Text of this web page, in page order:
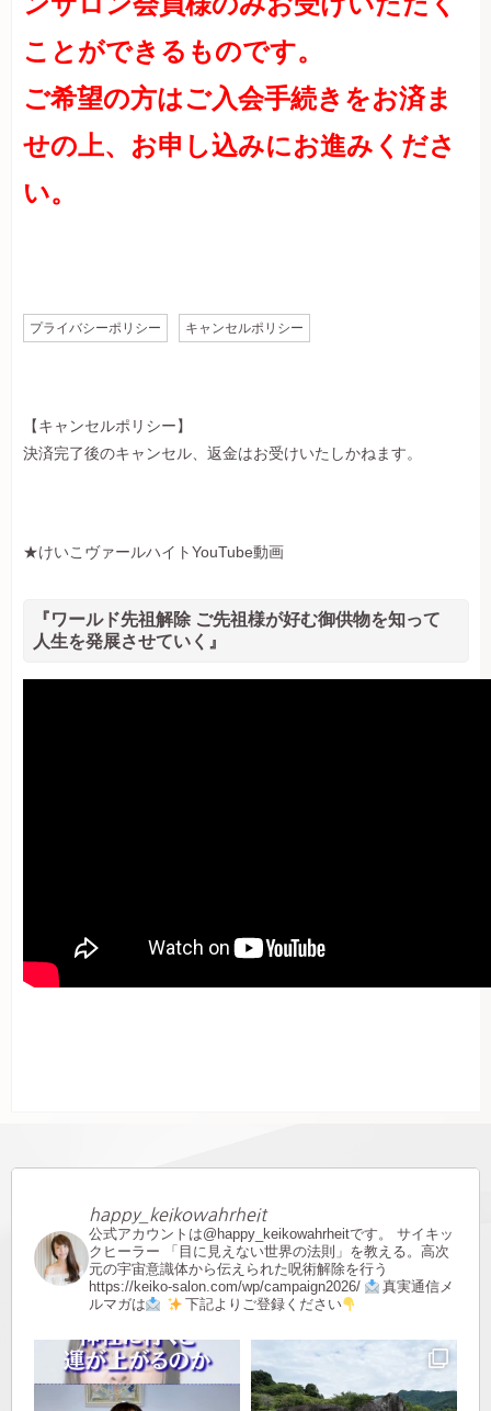
ことができるものです。
ご希望の方はご入会手続きをお済ま
せの上、お申し込みにお進みくださ
い。
プライバシーポリシー キャンセルポリシー
【キャンセルポリシー】
決済完了後のキャンセル、返金はお受けいたしかねます。
★けいこヴァールハイトYouTube動画
『ワールド先祖解除 ご先祖様が好む御供物を知って
人生を発展させていく』
happy_keikowahrheit
公式アカウントは@happy_keikowahrheitです。
サイキッ
クヒーラー 「目に見えない世界の法則」を教える。高次
元の宇宙意識体から伝えられた呪術解除を行う
https://keiko-salon.com/wp/campaign2026/
真実通信メ
ルマガは
下記よりご登録ください